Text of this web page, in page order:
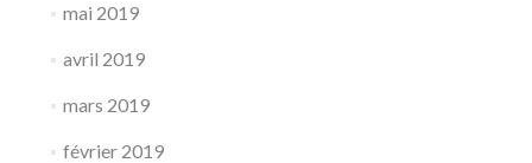
mai 2019
avril 2019
mars 2019
février 2019